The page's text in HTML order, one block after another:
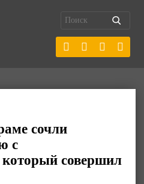
сочли
с
совершил